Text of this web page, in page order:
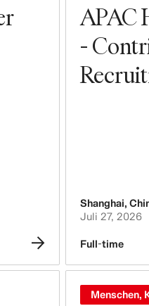
APAC
-
Shanghai,
Juli 27, 2026
Full-time
Menschen,